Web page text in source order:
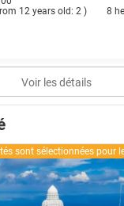
12 years old: 2 ) 8
Voir les détails
sont sélectionnées pour